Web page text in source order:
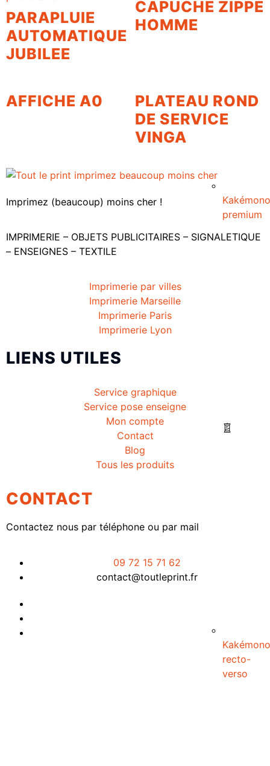
Kakémono
premium
Kakémono
recto-
verso
PARAPLUIE
AUTOMATIQUE
JUBILEE
CAPUCHE ZIPPÉ
HOMME
AFFICHE A0
PLATEAU ROND
DE SERVICE
VINGA
Imprimez (beaucoup) moins cher !
IMPRIMERIE – OBJETS PUBLICITAIRES – SIGNALETIQUE
– ENSEIGNES – TEXTILE
Imprimerie par villes
Imprimerie Marseille
Imprimerie Paris
Imprimerie Lyon
LIENS UTILES
Service graphique
Service pose enseigne
Mon compte
Contact
Blog
Tous les produits
CONTACT
Contactez nous par téléphone ou par mail
09 72 15 71 62
contact@toutleprint.fr